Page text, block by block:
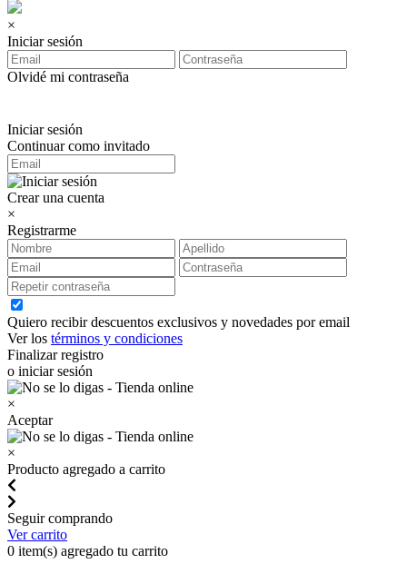
×
Iniciar sesión
Olvidé mi contraseña
Iniciar sesión
Continuar como invitado
Crear una cuenta
×
Registrarme
Quiero recibir descuentos exclusivos y novedades por email
Ver los términos y condiciones
Finalizar registro
o iniciar sesión
×
Aceptar
×
Producto agregado a carrito
Seguir comprando
Ver carrito
0 item(s) agregado tu carrito